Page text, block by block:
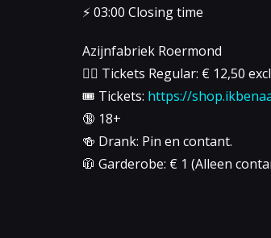
⚡️ 03:00 Closing time
Azijnfabriek Roermond
👉🏻 Tickets Regular: € 12,50
🎟 Tickets: https://
🔞 18+
🍻 Drank: Pin en contant.
🧥 Garderobe: € 1 (Alleen